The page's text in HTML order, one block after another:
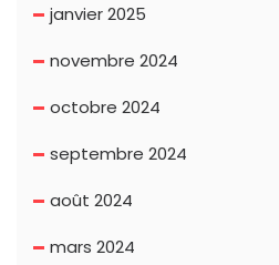
janvier 2025
novembre 2024
octobre 2024
septembre 2024
août 2024
mars 2024